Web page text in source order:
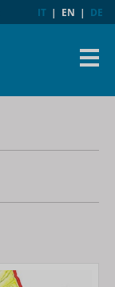
IT | EN | DE